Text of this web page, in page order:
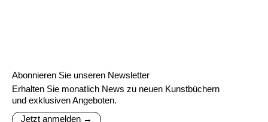
Abonnieren Sie unseren Newsletter
Erhalten Sie monatlich News zu neuen Kunstbüchern
und exklusiven Angeboten.
Jetzt anmelden →